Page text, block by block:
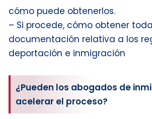
cómo puede obtenerlos.
– Si procede, cómo obtener
documentación relativa a los
deportación e inmigración
¿Pueden los abogados de
acelerar el proceso?